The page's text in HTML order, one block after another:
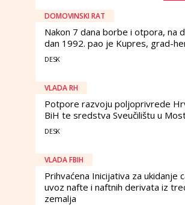
DOMOVINSKI RAT
Nakon 7 dana borbe i otpora, na
dan 1992. pao je Kupres, grad-
DESK
VLADA RH
Potpore razvoju poljoprivrede
BiH te sredstva Sveučilištu u
DESK
VLADA FBIH
Prihvaćena Inicijativa za ukidanje
uvoz nafte i naftnih derivata iz
zemalja